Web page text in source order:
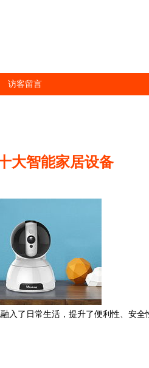
访客留言
大智能家居设备
了日常生活，提升了便利性、安